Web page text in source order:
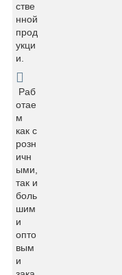
стве
нной
прод
укци
и.
Раб
отае
м
как с
розн
ичн
ыми,
так и
боль
шим
и
опто
вым
и